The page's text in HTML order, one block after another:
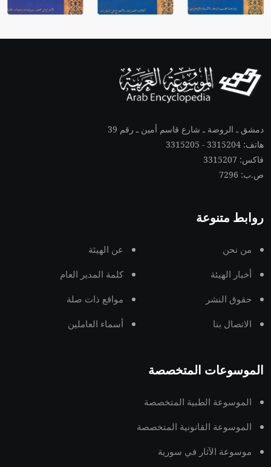
دمشق ـ الروضة ـ شارع قاسم أمين ـ رقم 39
هاتف: 3315204 - 3315205
فاكس: 3315207
ص.ب: 7296
روابط متنوعة
من نحن عن الهيئة
أخبار الهيئة كلمة المدير العام
حقوق النشر مواقع ذات صلة
الاتصال بنا أسماء العاملين
الموسوعات المتخصصة
الموسوعة الطبية المتخصصة
الموسوعة القانونية المتخصصة
موسوعة الآثار في سورية